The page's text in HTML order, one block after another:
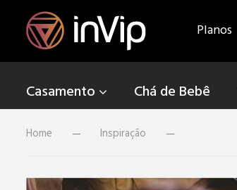
Planos
Casamento Chá de Bebê
Home Inspiração